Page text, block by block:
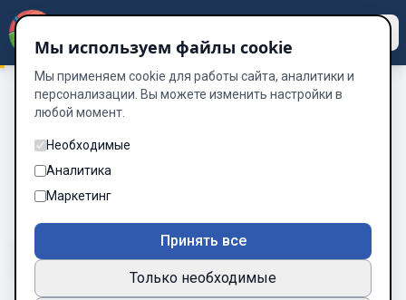
Афоризмы оживших героев
“Чужие”
Афоризмы Эллен Рипли: “Чужие”
Глава 12 из 53
A-
Мы используем файлы cookie
Мы применяем cookie для работы сайта, аналитики и
персонализации. Вы можете изменить настройки в
любой момент.
Необходимые
Аналитика
Маркетинг
Принять все
Только необходимые